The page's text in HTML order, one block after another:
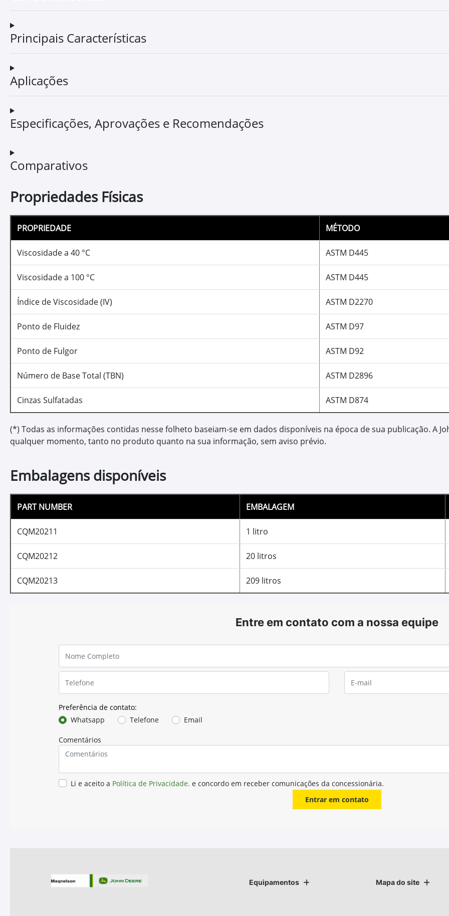
Óleo para
Permite melhor
Possibilita aumento de
Possibilita melhor
consumo de diesel.
Óleo para
O TORQ-GARD™ II (API CI-4)
performance superior,
para os motores de outros
de alto rendimento, como os
Características
Principais Características
Aplicações
Comparativos